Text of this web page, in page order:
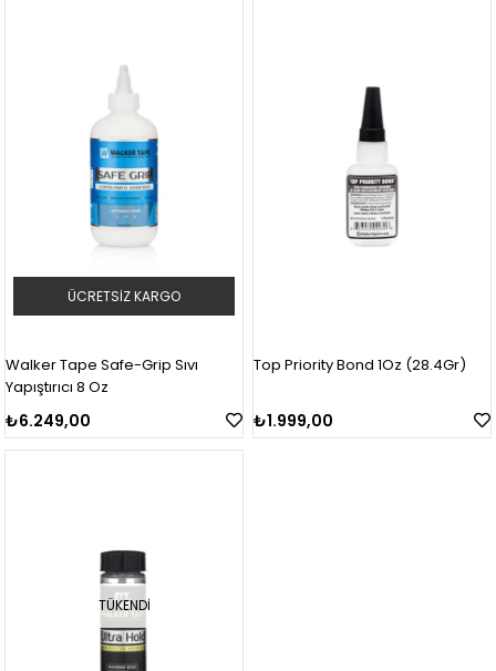
Walker Tape Safe-Grip Sıvı
Yapıştırıcı 8 Oz
₺6.249,00
ÜCRETSIZ KARGO
Top Priority Bond 1Oz (28.4Gr)
₺1.999,00
TÜKENDI